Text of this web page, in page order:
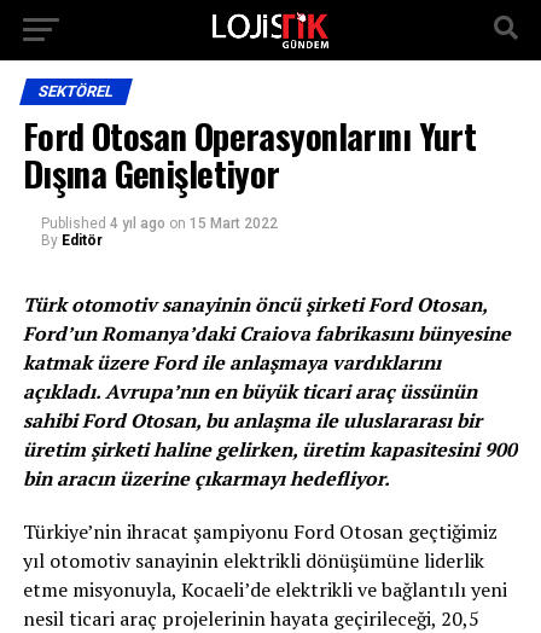
SEKTÖREL
Ford Otosan Operasyonlarını Yurt
Dışına Genişletiyor
Published 4 yıl ago on 15 Mart 2022
By Editör
Türk otomotiv sanayinin öncü şirketi Ford Otosan,
Ford’un Romanya’daki Craiova fabrikasını bünyesine
katmak üzere Ford ile anlaşmaya vardıklarını
açıkladı. Avrupa’nın en büyük ticari araç üssünün
sahibi Ford Otosan, bu anlaşma ile uluslararası bir
üretim şirketi haline gelirken, üretim kapasitesini 900
bin aracın üzerine çıkarmayı hedefliyor.
Türkiye’nin ihracat şampiyonu Ford Otosan geçtiğimiz
yıl otomotiv sanayinin elektrikli dönüşümüne liderlik
etme misyonuyla, Kocaeli’de elektrikli ve bağlantılı yeni
nesil ticari araç projelerinin hayata geçirileceği, 20,5